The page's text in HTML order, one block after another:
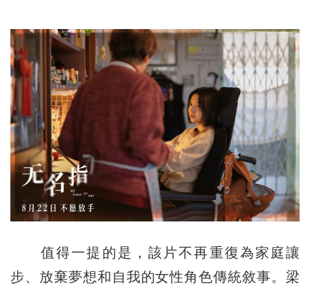
值得一提的是，該片不再重復為家庭讓
步、放棄夢想和自我的女性角色傳統敘事。梁